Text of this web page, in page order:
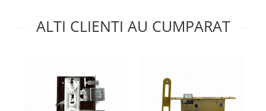
ALTI CLIENTI AU CUMPARAT